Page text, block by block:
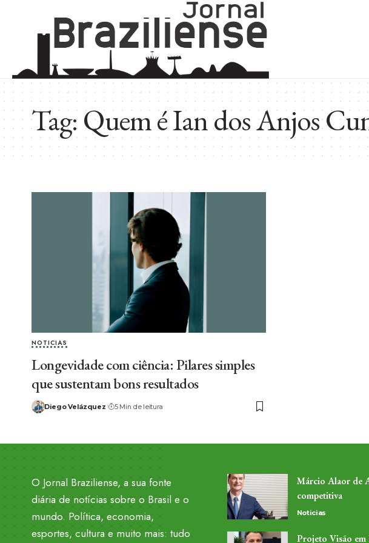
Tag:Quem é Ian dos Anjos
NOTICIAS
Longevidade com ciência: Pilares simples
que sustentam bons resultados
Diego Velázquez 5 Min de leitura
O Jornal Braziliense, a sua fonte
diária de notícias sobre o Brasil e o
mundo. Política, economia,
esportes, cultura e muito mais: tudo
Márcio Alaor de
competitiva
Noticias
Projeto Visão em